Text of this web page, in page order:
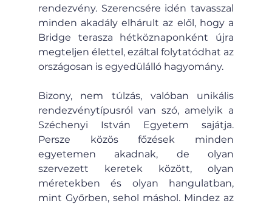
rendezvény. Szerencsére idén tavasszal
minden akadály elhárult az elől, hogy a
Bridge terasza hétköznaponként újra
megteljen élettel, ezáltal folytatódhat az
országosan is egyedülálló hagyomány.
Bizony, nem túlzás, valóban unikális
rendezvénytípusról van szó, amelyik a
Széchenyi István Egyetem sajátja.
Persze közös főzések minden
egyetemen akadnak, de olyan
szervezett keretek között, olyan
méretekben és olyan hangulatban,
mint Győrben, sehol máshol. Mindez az